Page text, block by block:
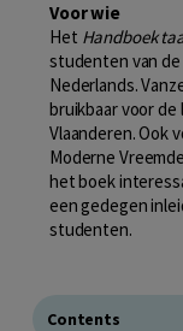
Voor wie
Het Handboek
studenten van
Nederlands.
bruikbaar voor de
Vlaanderen. Ook
Moderne
het boek
een gedegen
studenten.
Contents